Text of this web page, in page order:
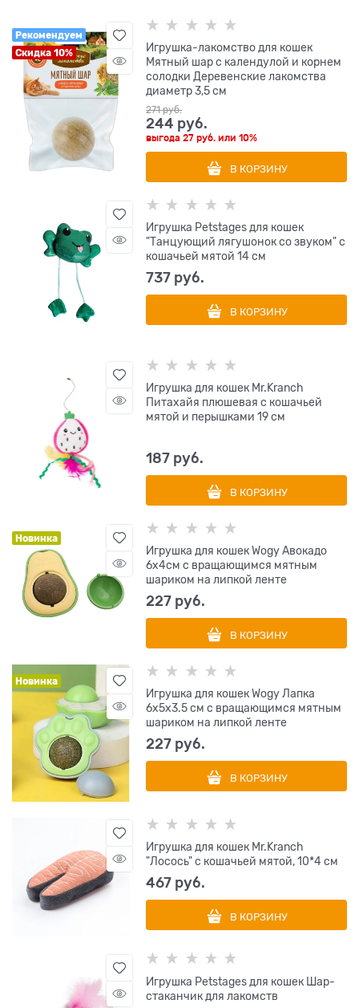
Рекомендуем
Скидка 10%
Игрушка-лакомство для кошек
Мятный шар с календулой и корнем
солодки Деревенские лакомства
диаметр 3,5 см
271 руб.
244 руб.
выгода27 руб. или10%
В КОРЗИНУ
Игрушка Petstages для кошек
"Танцующий лягушонок со звуком" с
кошачьей мятой 14 см
737 руб.
В КОРЗИНУ
Игрушка для кошек Mr.Kranch
Питахайя плюшевая с кошачьей
мятой и перышками 19 см
187 руб.
В КОРЗИНУ
Новинка
Игрушка для кошек Wogy Авокадо
6х4см с вращающимся мятным
шариком на липкой ленте
227 руб.
В КОРЗИНУ
Новинка
Игрушка для кошек Wogy Лапка
6х5х3.5 см с вращающимся мятным
шариком на липкой ленте
227 руб.
В КОРЗИНУ
Игрушка для кошек Mr.Kranch
"Лосось" с кошачьей мятой, 10*4 см
467 руб.
В КОРЗИНУ
Игрушка Petstages для кошек Шар-
стаканчик для лакомств